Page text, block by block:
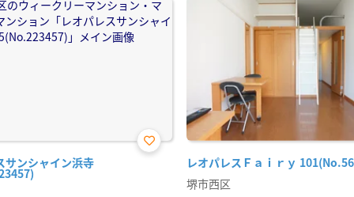
サンシャイン浜寺 お気
レオパレスＦａｉｒｙ
堺市西区